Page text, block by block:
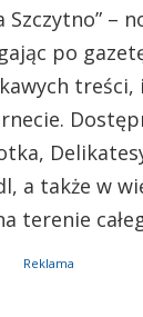
–
po
treści,
a także w
terenie
Reklama